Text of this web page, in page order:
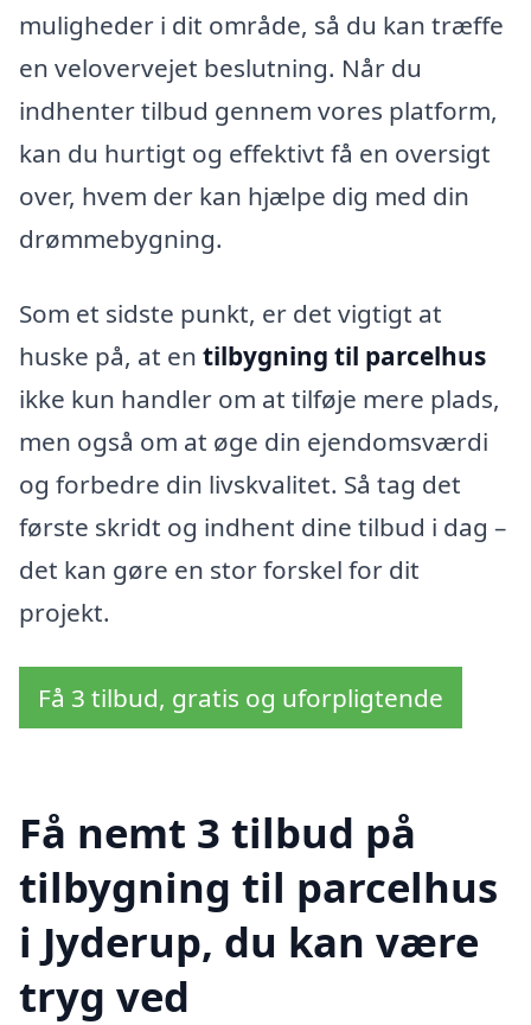
muligheder i dit område, så du kan træffe
en velovervejet beslutning. Når du
indhenter tilbud gennem vores platform,
kan du hurtigt og effektivt få en oversigt
over, hvem der kan hjælpe dig med din
drømmebygning.
Som et sidste punkt, er det vigtigt at
huske på, at en tilbygning til parcelhus
ikke kun handler om at tilføje mere plads,
men også om at øge din ejendomsværdi
og forbedre din livskvalitet. Så tag det
første skridt og indhent dine tilbud i dag –
det kan gøre en stor forskel for dit
projekt.
Få 3 tilbud, gratis og uforpligtende
Få nemt 3 tilbud på
tilbygning til parcelhus
i Jyderup, du kan være
tryg ved